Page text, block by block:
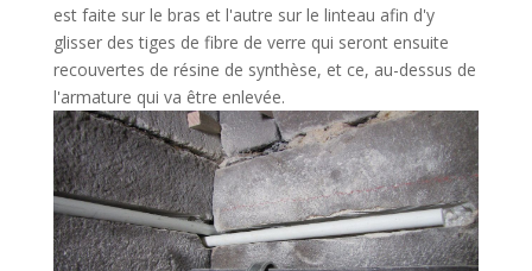
est faite sur le bras et l'autre sur le linteau afin d'y
glisser des tiges de fibre de verre qui seront ensuite
recouvertes de résine de synthèse, et ce, au-dessus de
l'armature qui va être enlevée.